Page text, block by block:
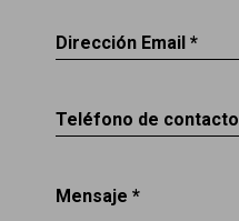
Dirección Email *
Teléfono de contacto
Mensaje *